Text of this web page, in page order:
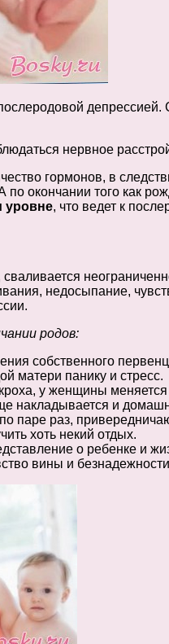
нервное
гормонов, в
окончании того как
уровне, что ведет к
недосыпание,
родов:
собственного
матери панику и стресс.
у женщины
накладывается и
паре раз,
хоть некий отдых.
о ребенке и
вины и